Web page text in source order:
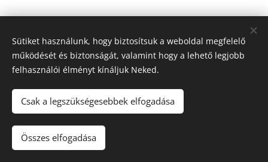
© 2026 Görögország Neked
Sütiket használunk, hogy biztosítsuk a weboldal megfelelő
működését és biztonságát, valamint hogy a lehető legjobb
felhasználói élményt kínáljuk Neked.
Csak a legszükségesebbek elfogadása
Összes elfogadása